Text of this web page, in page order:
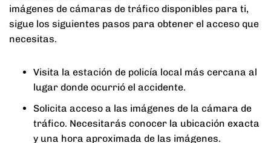
imágenes de cámaras de tráfico disponibles para ti,
sigue los siguientes pasos para obtener el acceso que
necesitas.
Visita la estación de policía local más cercana al
lugar donde ocurrió el accidente.
Solicita acceso a las imágenes de la cámara de
tráfico. Necesitarás conocer la ubicación exacta
y una hora aproximada de las imágenes.